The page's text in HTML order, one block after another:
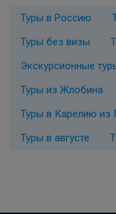
Туры в Россию
Туры без визы
Экскурсионные
Туры из Жлобина
Туры в Карелию из
Туры в августе